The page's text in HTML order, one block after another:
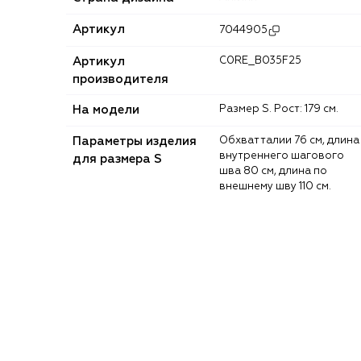
Артикул 7044905
Артикул
производителя
C0RE_B035F25
На модели Размер S. Рост: 179 см.
Параметры изделия
для размера S
Обхват талии 76 см, длина
внутреннего шагового
шва 80 см, длина по
внешнему шву 110 см.